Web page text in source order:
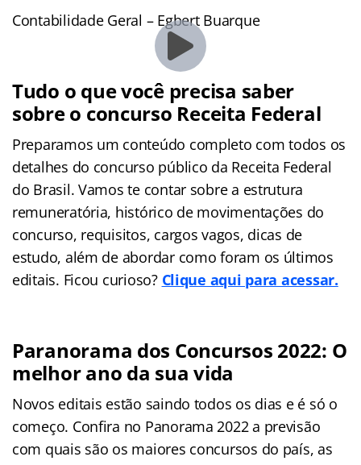
Contabilidade Geral – Egbert Buarque
Tudo o que você precisa saber
sobre o concurso Receita Federal
Preparamos um conteúdo completo com todos os
detalhes do concurso público da Receita Federal
do Brasil. Vamos te contar sobre a estrutura
remuneratória, histórico de movimentações do
concurso, requisitos, cargos vagos, dicas de
estudo, além de abordar como foram os últimos
editais. Ficou curioso? Clique aqui para acessar.
Paranorama dos Concursos 2022: O
melhor ano da sua vida
Novos editais estão saindo todos os dias e é só o
começo. Confira no Panorama 2022 a previsão
com quais são os maiores concursos do país, as